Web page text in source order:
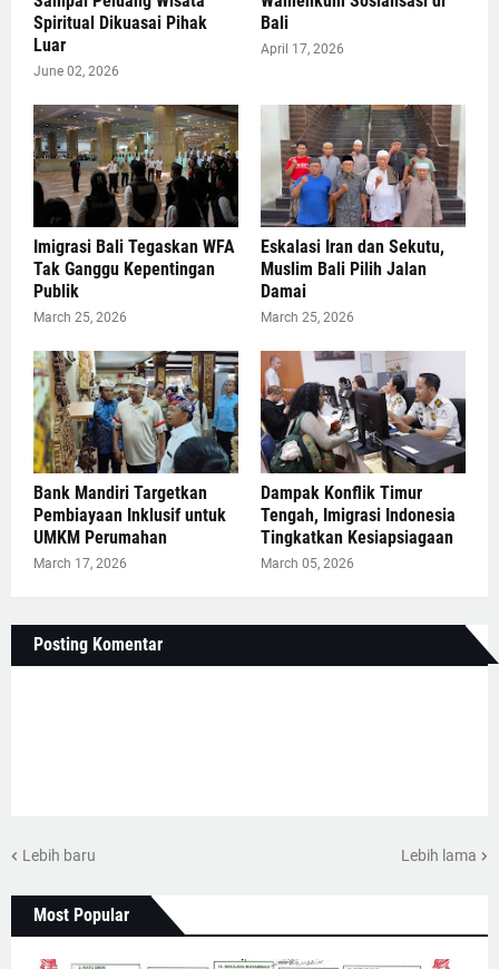
Spiritual Dikuasai Pihak
Luar
June 02, 2026
Bali
April 17, 2026
Imigrasi Bali Tegaskan WFA
Tak Ganggu Kepentingan
Publik
March 25, 2026
Eskalasi Iran dan Sekutu,
Muslim Bali Pilih Jalan
Damai
March 25, 2026
Bank Mandiri Targetkan
Pembiayaan Inklusif untuk
UMKM Perumahan
March 17, 2026
Dampak Konflik Timur
Tengah, Imigrasi Indonesia
Tingkatkan Kesiapsiagaan
March 05, 2026
Posting Komentar
Lebih baru Lebih lama
Most Popular